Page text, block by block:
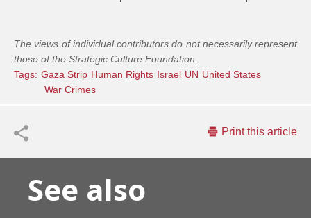
The views of individual contributors do not necessarily represent
those of the Strategic Culture Foundation.
Tags: Gaza Strip Human Rights Israel UN United States
War Crimes
Print this article
See also